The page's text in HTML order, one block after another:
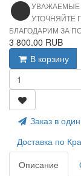
УВАЖАЕМЫЕ
УТОЧНЯЙТЕ
БЛАГОДАРИМ ЗА
3 800.00 RUB
В корзину
Заказ в
Доставка по
Описание